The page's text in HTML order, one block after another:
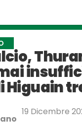
Higuain
19 Dicembre